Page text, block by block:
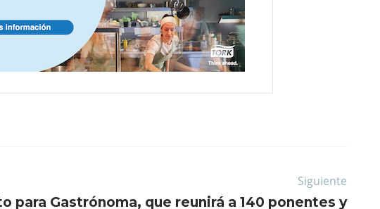
Siguiente
para Gastrónoma, que reunirá a 140 ponentes y